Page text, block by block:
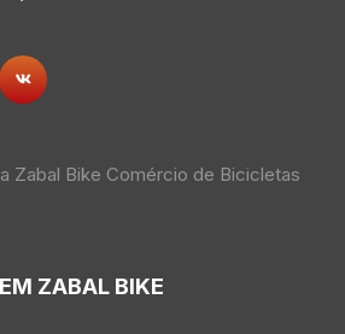
Zabal Bike Comércio de Bicicletas
ZABAL BIKE